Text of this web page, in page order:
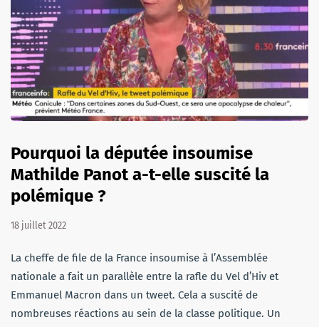
Pourquoi la députée insoumise
Mathilde Panot a-t-elle suscité la
polémique ?
18 juillet 2022
La cheffe de file de la France insoumise à l’Assemblée
nationale a fait un parallèle entre la rafle du Vel d’Hiv et
Emmanuel Macron dans un tweet. Cela a suscité de
nombreuses réactions au sein de la classe politique. Un